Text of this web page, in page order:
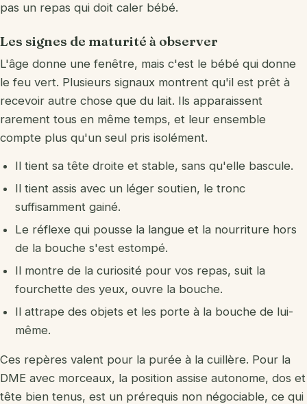
pas un repas qui doit caler bébé.
Les signes de maturité à observer
L'âge donne une fenêtre, mais c'est le bébé qui donne
le feu vert. Plusieurs signaux montrent qu'il est prêt à
recevoir autre chose que du lait. Ils apparaissent
rarement tous en même temps, et leur ensemble
compte plus qu'un seul pris isolément.
Il tient sa tête droite et stable, sans qu'elle bascule.
Il tient assis avec un léger soutien, le tronc
suffisamment gainé.
Le réflexe qui pousse la langue et la nourriture hors
de la bouche s'est estompé.
Il montre de la curiosité pour vos repas, suit la
fourchette des yeux, ouvre la bouche.
Il attrape des objets et les porte à la bouche de lui-
même.
Ces repères valent pour la purée à la cuillère. Pour la
DME avec morceaux, la position assise autonome, dos et
tête bien tenus, est un prérequis non négociable, ce qui